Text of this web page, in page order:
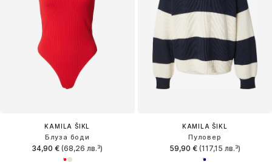
KAMILA ŠIKL
Блуза боди
34,90 € (68,26 лв.³)
KAMILA ŠIKL
Пуловер
59,90 €(117,15 лв.³)